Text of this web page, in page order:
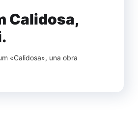
Calidosa,
«Calidosa», una obra